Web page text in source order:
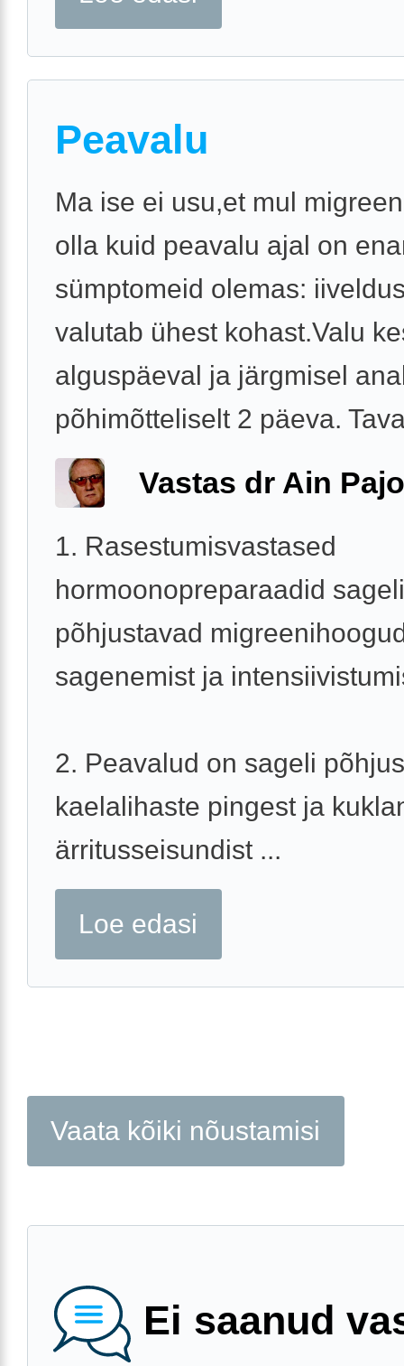
Peavalu
Ma ise ei usu,et mul
olla kuid peavalu ajal on
sümptomeid olemas:
valutab ühest kohast.Valu
alguspäeval ja järgmisel
põhimõtteliselt 2 päeva.
Vastas dr Ain
1. Rasestumisvastased
hormoonopreparaadid sageli
põhjustavad
sagenemist ja
2. Peavalud on sageli
kaelalihaste pingest ja
ärritusseisundist ...
Loe edasi
Vaata kõiki nõustamisi
Ei saanud